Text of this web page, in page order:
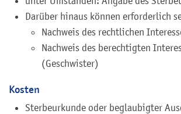
Darüber hinaus können erforderlich
Nachweis des rechtlichen
Nachweis des berechtigten
(Geschwister)
Kosten
Sterbeurkunde oder beglaubigter